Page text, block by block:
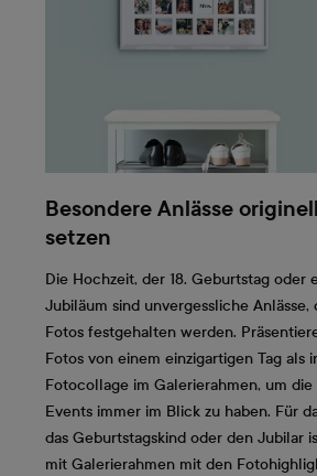
Besondere Anlässe
setzen
Die Hochzeit, der 18. Geburtstag oder
Jubiläum sind unvergessliche
Fotos festgehalten werden.
Fotos von einem einzigartigen Tag als
Fotocollage im Galerierahmen, um
Events immer im Blick zu haben. Für
das Geburtstagskind oder den Jubilar
mit Galerierahmen mit den